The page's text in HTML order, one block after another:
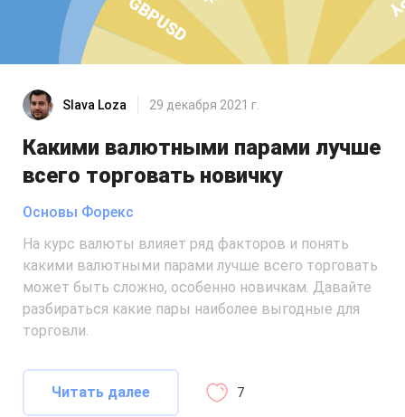
Slava Loza 29 декабря 2021 г.
Какими валютными парами лучше
всего торговать новичку
Основы Форекс
На курс валюты влияет ряд факторов и понять
какими валютными парами лучше всего торговать
может быть сложно, особенно новичкам. Давайте
разбираться какие пары наиболее выгодные для
торговли.
Читать далее 7